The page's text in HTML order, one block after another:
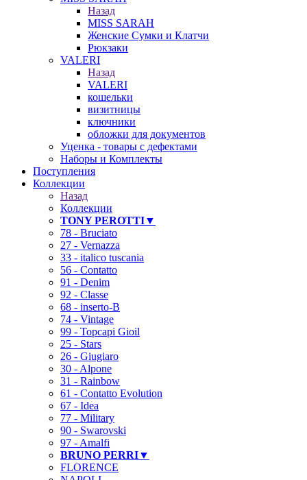
Назад
MISS SARAH
Женские Сумки и Клатчи
Рюкзаки
VALERI
Назад
VALERI
кошельки
визитницы
ключники
обложки для документов
Уценка - товары с дефектами
Наборы и Комплекты
Поступления
Коллекции
Назад
Коллекции
TONY PEROTTI▼
78 - Bruciato
27 - Vernazza
33 - italico tuscania
56 - Contatto
91 - Denim
92 - Classe
68 - inserto-B
74 - Vintage
99 - Topcapi Gioil
25 - Stars
26 - Giugiaro
30 - Alpone
31 - Rainbow
61 - Contatto Evolution
67 - Idea
77 - Military
90 - Swarovski
97 - Amalfi
BRUNO PERRI▼
FLORENCE